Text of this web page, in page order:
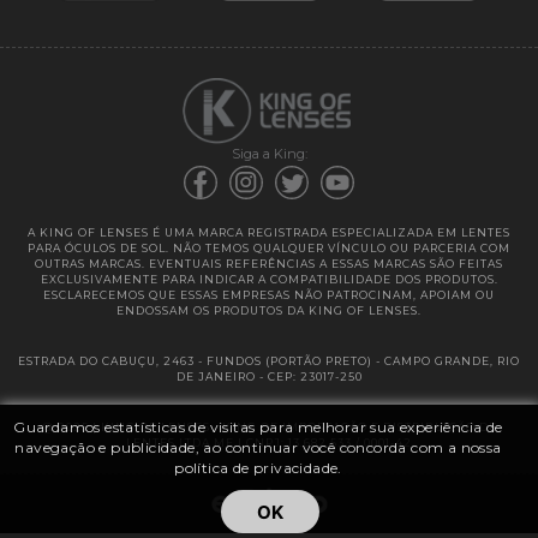
Guardamos estatísticas de visitas para melhorar sua experiência de
navegação e publicidade, ao continuar você concorda com a nossa
política de privacidade.
OK
Siga a King:
A KING OF LENSES É UMA MARCA REGISTRADA ESPECIALIZADA EM LENTES
PARA ÓCULOS DE SOL. NÃO TEMOS QUALQUER VÍNCULO OU PARCERIA COM
OUTRAS MARCAS. EVENTUAIS REFERÊNCIAS A ESSAS MARCAS SÃO FEITAS
EXCLUSIVAMENTE PARA INDICAR A COMPATIBILIDADE DOS PRODUTOS.
ESCLARECEMOS QUE ESSAS EMPRESAS NÃO PATROCINAM, APOIAM OU
ENDOSSAM OS PRODUTOS DA KING OF LENSES.
ESTRADA DO CABUÇU, 2463 - FUNDOS (PORTÃO PRETO) - CAMPO GRANDE, RIO
DE JANEIRO - CEP: 23017-250
@ 2025 | KING OF LENSES - KING OF IMPORTAÇÃO E DISTRIBUIÇÃO DE
LENTES LTDA ME | CNPJ: 13.682.533 / 0001-42